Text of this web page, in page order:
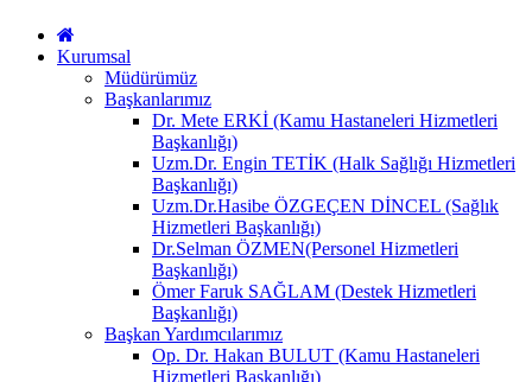
Kurumsal
Müdürümüz
Başkanlarımız
Dr. Mete ERKİ (Kamu Hastaneleri Hizmetleri
Başkanlığı)
Uzm.Dr. Engin TETİK (Halk Sağlığı Hizmetleri
Başkanlığı)
Uzm.Dr.Hasibe ÖZGEÇEN DİNCEL (Sağlık
Hizmetleri Başkanlığı)
Dr.Selman ÖZMEN(Personel Hizmetleri
Başkanlığı)
Ömer Faruk SAĞLAM (Destek Hizmetleri
Başkanlığı)
Başkan Yardımcılarımız
Op. Dr. Hakan BULUT (Kamu Hastaneleri
Hizmetleri Başkanlığı)